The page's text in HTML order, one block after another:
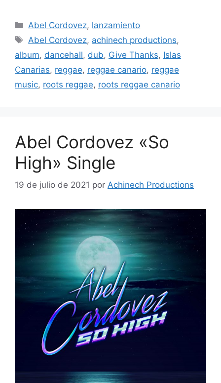
Abel Cordovez, lanzamiento
Abel Cordovez, achinech productions,
album, dancehall, dub, Give Thanks, Islas
Canarias, reggae, reggae canario, reggae
music, roots reggae, roots reggae canario
Abel Cordovez «So
High» Single
19 de julio de 2021 por Achinech Productions